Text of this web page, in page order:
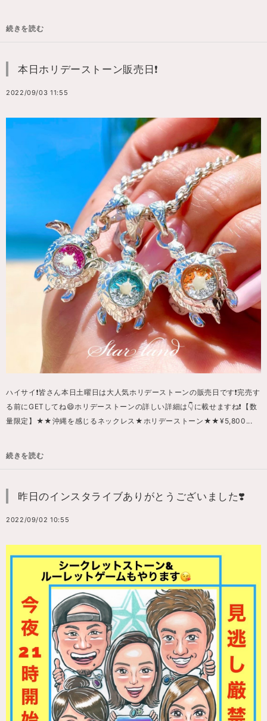
続きを読む
本日ホリデーストーン販売日❗️
2022/09/03 11:55
ハイサイ❗️皆さん本日土曜日は大人気ホリデーストーンの販売日です❗️完売す
る前にGETしてね😄ホリデーストーンの詳しい詳細は👇に載せますね❗️【数
量限定】★★沖縄を感じるネックレス★ホリデーストーン★★¥5,800...
続きを読む
昨日のインスタライブありがとうございました❣️
2022/09/02 10:55